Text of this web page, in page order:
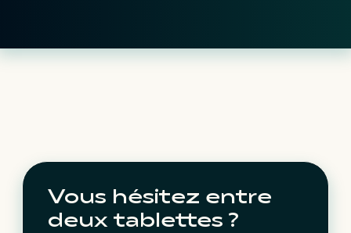
Vous hésitez entre
deux tablettes ?